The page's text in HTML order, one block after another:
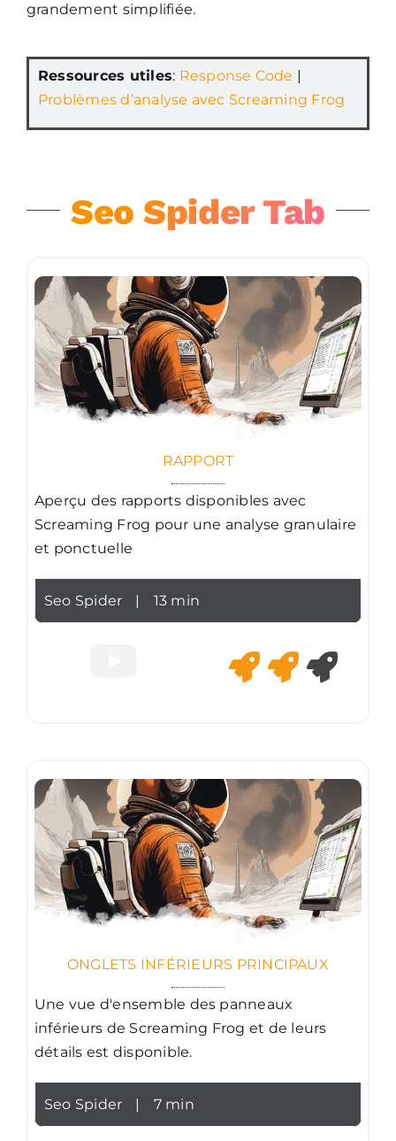
grandement simplifiée.
Ressources utiles: Response Code |
Problèmes d’analyse avec Screaming Frog
Seo Spider Tab
RAPPORT
Aperçu des rapports disponibles avec
Screaming Frog pour une analyse granulaire
et ponctuelle
Seo Spider 13 min
ONGLETS INFÉRIEURS PRINCIPAUX
Une vue d'ensemble des panneaux
inférieurs de Screaming Frog et de leurs
détails est disponible.
Seo Spider | 7 min